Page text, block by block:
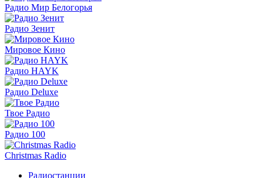
Радио Мир Белогорья
Радио Зенит
Мировое Кино
Радио HAYK
Радио Deluxe
Твое Радио
Радио 100
Christmas Radio
Радиостанции